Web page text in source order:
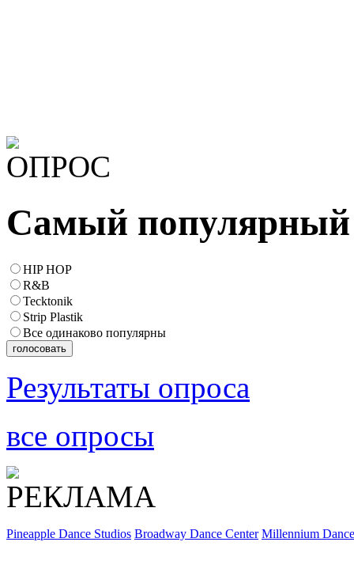
Самый популярный
HIP HOP
R&B
Tecktonik
Strip Plastik
Все одинаково популярны
Результаты опроса
все опросы
Pineapple Dance Studios Broadway Dance Center Millennium